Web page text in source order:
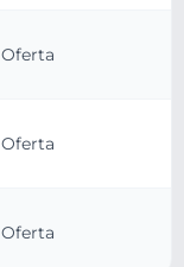
Oferta
Oferta
Oferta